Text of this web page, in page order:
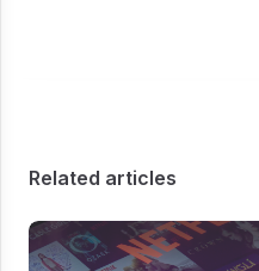
Related articles